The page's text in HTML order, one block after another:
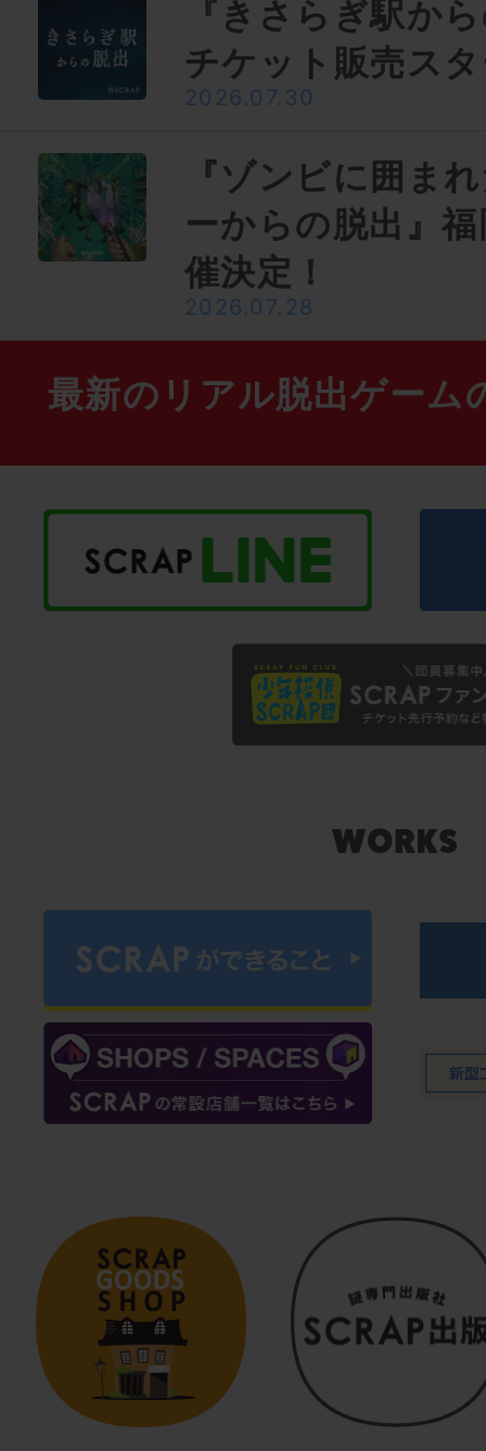
『きさらぎ駅か
チケット販売ス
2026.07.30
『ゾンビに囲ま
ーからの脱出』
催決定！
2026.07.28
最新のリアル脱出ゲーム